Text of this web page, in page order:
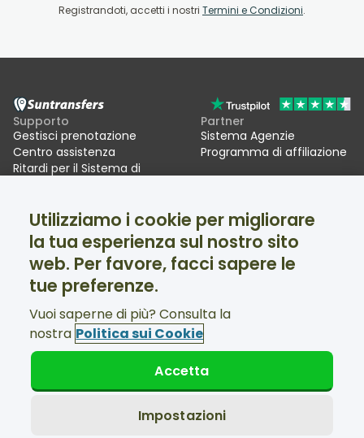
Registrandoti, accetti i nostri Termini e Condizioni.
Supporto
Gestisci prenotazione
Centro assistenza
Ritardi per il Sistema di
Partner
Sistema Agenzie
Programma di affiliazione
Suntransfers
Chi siamo
Recensioni
Transfer sciistici
Social
Facebook
Supporto disponibile 24/7
© Suntransfers.com 2026
Utilizziamo i cookie per migliorare
la tua esperienza sul nostro sito
web. Per favore, facci sapere le
tue preferenze.
Vuoi saperne di più? Consulta la
nostra Politica sui Cookie
Impostazioni
Accetta